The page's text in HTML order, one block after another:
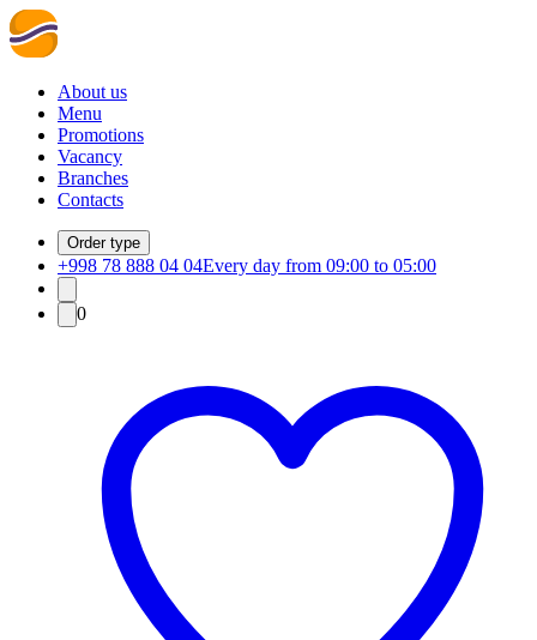
About us
Menu
Promotions
Vacancy
Branches
Contacts
Order type
+998 78 888 04 04Every day from 09:00 to 05:00
0